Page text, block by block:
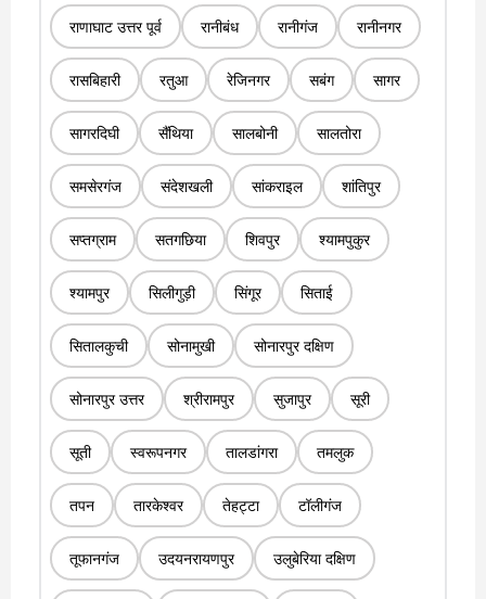
राणाघाट उत्तर पूर्व रानीबंध रानीगंज रानीनगर
रासबिहारी रतुआ रेजिनगर सबंग सागर
सागरदिघी सैंथिया सालबोनी सालतोरा
समसेरगंज संदेशखली सांकराइल शांतिपुर
सप्तग्राम सतगछिया शिवपुर श्यामपुकुर
श्यामपुर सिलीगुड़ी सिंगूर सिताई
सितालकुची सोनामुखी सोनारपुर दक्षिण
सोनारपुर उत्तर श्रीरामपुर सुजापुर सूरी
सूती स्वरूपनगर तालडांगरा तमलुक
तपन तारकेश्वर तेहट्टा टॉलीगंज
तूफानगंज उदयनरायणपुर उलुबेरिया दक्षिण